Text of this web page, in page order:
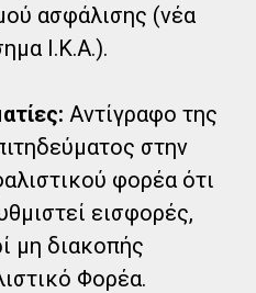
ασφάλισης (νέα
Ι.Κ.Α.).
Αντίγραφο της
στην
φορέα ότι
εισφορές,
μη διακοπής
Φορέα.